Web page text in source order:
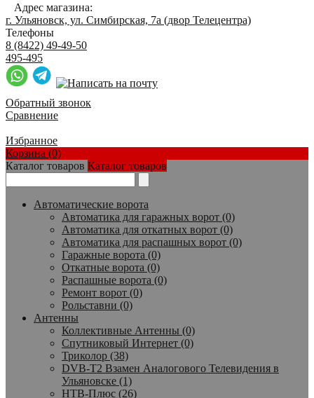
Адрес магазина:
г. Ульяновск, ул. Симбирская, 7а (двор Телецентра)
Телефоны
8 (8422) 49-49-50
495-495
Обратный звонок
Сравнение
Избранное
Корзина (0)
Каталог товаров Каталог товаров
Автоматические ворота
Автоматика для гаражных ворот (0)
Автоматика для откатных ворот (0)
Автоматика для распашных ворот (0)
Гаражные ворота (0)
Откатные ворота (0)
Распашные ворота (0)
Ремонт ворот (0)
Рольставни (0)
Антенны
Коллективные Антенны (0)
Спутниковый Интернет (0)
Триколор (38)
DVB-T2 Взамен Аналогового Телевидения в
Ульяновске (1)
НТВ-Плюс (26)